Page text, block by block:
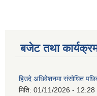
बजेट तथा
हिउदे अधिवेशनमा संसोधित
मिति: 01/11/2026 - 12:28